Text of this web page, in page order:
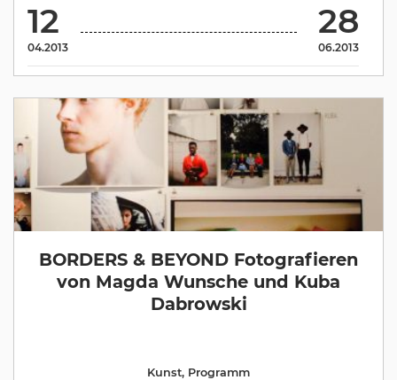
12
04.2013
28
06.2013
BORDERS & BEYOND Fotografieren
von Magda Wunsche und Kuba
Dabrowski
Kunst, Programm